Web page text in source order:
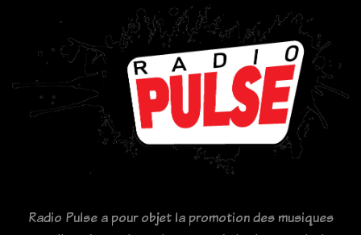
Radio Pulse a pour objet la promotion des musiques